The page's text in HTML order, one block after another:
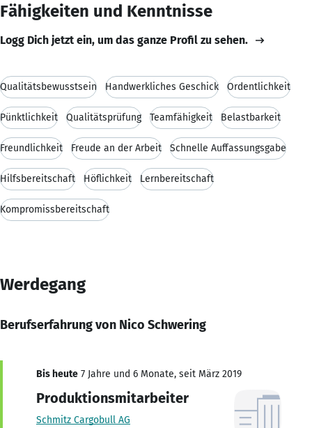
Fähigkeiten und Kenntnisse
Logg Dich jetzt ein, um das ganze Profil zu sehen.
Qualitätsbewusstsein Handwerkliches Geschick Ordentlichkeit
Pünktlichkeit Qualitätsprüfung Teamfähigkeit Belastbarkeit
Freundlichkeit Freude an der Arbeit Schnelle Auffassungsgabe
Hilfsbereitschaft Höflichkeit Lernbereitschaft
Kompromissbereitschaft
Werdegang
Berufserfahrung von Nico Schwering
Bis heute 7 Jahre und 6 Monate, seit März 2019
Produktionsmitarbeiter
Schmitz Cargobull AG